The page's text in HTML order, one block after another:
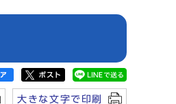
大きな文字で印刷